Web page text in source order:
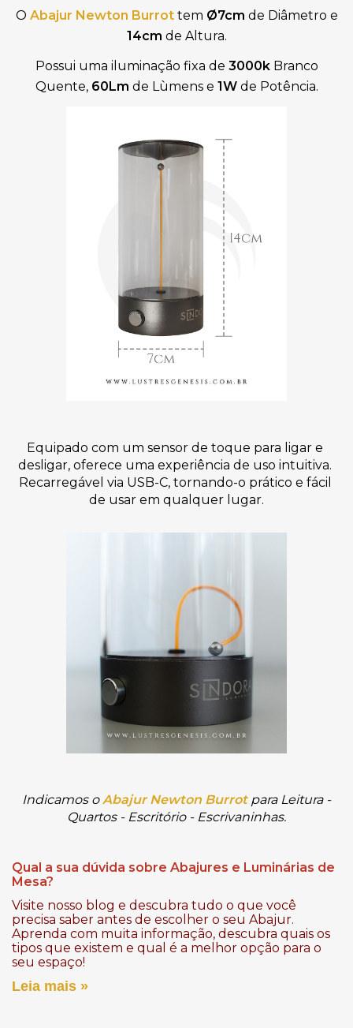
O Abajur Newton Burrottem Ø7cm de Diâmetro e
14cm de Altura.
Possui uma iluminação fixa de 3000kBranco
Quente, 60Lm de Lùmens e 1Wde Potência.
Equipado com um sensor de toque para ligar e
desligar, oferece uma experiência de uso intuitiva.
Recarregável via USB-C, tornando-o prático e fácil
de usar em qualquer lugar.
Indicamos oAbajur Newton Burrotpara Leitura -
Quartos - Escritório - Escrivaninhas.
Qual a sua dúvida sobre Abajures e Luminárias de
Mesa?
Visite nosso blog e descubra tudo o que você
precisa saber antes de escolher o seu Abajur.
Aprenda com muita informação, descubra quais os
tipos que existem e qual é a melhor opção para o
seu espaço!
Leia mais »